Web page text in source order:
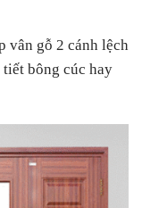
vân gỗ 2 cánh lệch
tiết bông cúc hay